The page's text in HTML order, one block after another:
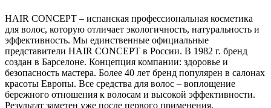
HAIR CONCEPT – испанская профессиональная косметика
для волос, которую отличает экологичность, натуральность и
эффективность. Мы единственные официальные
представители HAIR CONCEPT в России. В 1982 г. бренд
создан в Барселоне. Концепция компании: здоровье и
безопасность мастера. Более 40 лет бренд популярен в салонах
красоты Европы. Все средства для волос – воплощение
бережного отношения к волосам и высокой эффективности.
Результат заметен уже после первого применения.